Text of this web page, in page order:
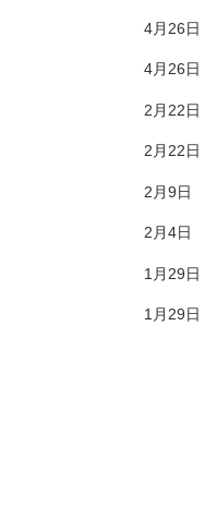
4月26日
4月26日
2月22日
2月22日
2月9日
2月4日
1月29日
1月29日